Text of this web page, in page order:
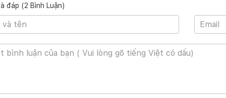
đáp (2 Bình Luận)